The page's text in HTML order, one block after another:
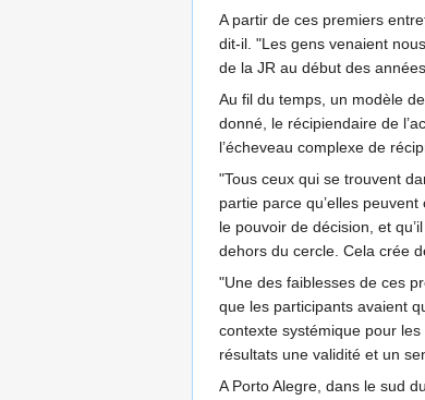
A partir de ces premiers
dit-il. "Les gens venaient
de la JR au début des
Au fil du temps, un modèle
donné, le récipiendaire de
l’écheveau complexe de
"Tous ceux qui se trouvent
partie parce qu’elles
le pouvoir de décision, et
dehors du cercle. Cela crée
"Une des faiblesses de ces
que les participants avaient
contexte systémique pour
résultats une validité et un
A Porto Alegre, dans le sud